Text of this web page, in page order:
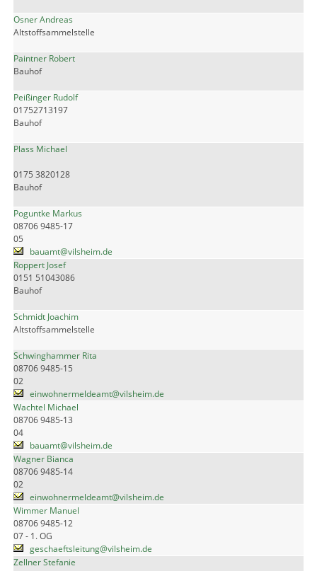
Osner Andreas
Altstoffsammelstelle
Paintner Robert
Bauhof
Peißinger Rudolf
01752713197
Bauhof
Plass Michael
0175 3820128
Bauhof
Poguntke Markus
08706 9485-17
05
bauamt@vilsheim.de
Roppert Josef
0151 51043086
Bauhof
Schmidt Joachim
Altstoffsammelstelle
Schwinghammer Rita
08706 9485-15
02
einwohnermeldeamt@vilsheim.de
Wachtel Michael
08706 9485-13
04
bauamt@vilsheim.de
Wagner Bianca
08706 9485-14
02
einwohnermeldeamt@vilsheim.de
Wimmer Manuel
08706 9485-12
07 - 1. OG
geschaeftsleitung@vilsheim.de
Zellner Stefanie